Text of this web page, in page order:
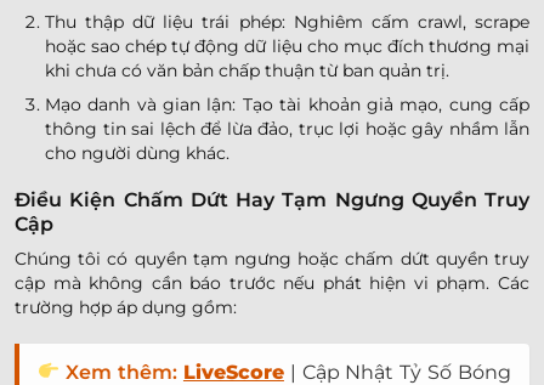
Thu thập dữ liệu trái phép: Nghiêm cấm crawl, scrape
hoặc sao chép tự động dữ liệu cho mục đích thương mại
khi chưa có văn bản chấp thuận từ ban quản trị.
Mạo danh và gian lận: Tạo tài khoản giả mạo, cung cấp
thông tin sai lệch để lừa đảo, trục lợi hoặc gây nhầm lẫn
cho người dùng khác.
Điều Kiện Chấm Dứt Hay Tạm Ngưng Quyền Truy
Cập
Chúng tôi có quyền tạm ngưng hoặc chấm dứt quyền truy
cập mà không cần báo trước nếu phát hiện vi phạm. Các
trường hợp áp dụng gồm:
Xem thêm: LiveScore| Cập Nhật Tỷ Số Bóng